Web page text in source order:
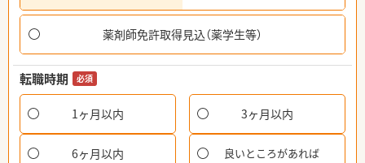
薬剤師免許取得見込（薬学生等）
転職時期 必須
1ヶ月以内 3ヶ月以内
6ヶ月以内 良いところがあれば